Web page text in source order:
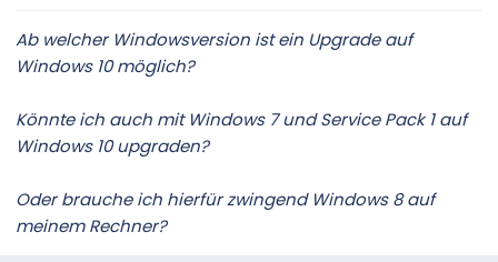
Ab welcher Windowsversion ist ein Upgrade auf
Windows 10 möglich?
Könnte ich auch mit Windows 7 und Service Pack 1 auf
Windows 10 upgraden?
Oder brauche ich hierfür zwingend Windows 8 auf
meinem Rechner?